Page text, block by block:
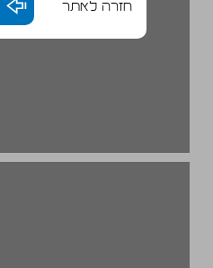
חזרה לאתר